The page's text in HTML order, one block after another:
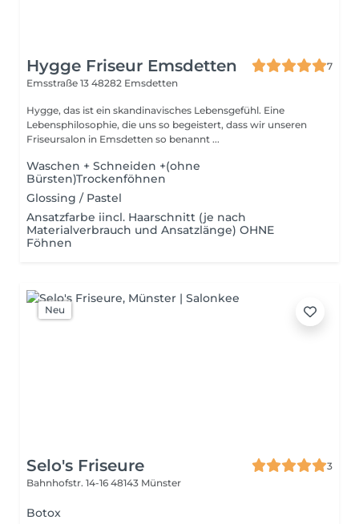
Hygge Friseur Emsdetten
7
Emsstraße 13 48282 Emsdetten
Hygge, das ist ein skandinavisches Lebensgefühl. Eine
Lebensphilosophie, die uns so begeistert, dass wir unseren
Friseursalon in Emsdetten so benannt ...
Waschen + Schneiden +(ohne
Bürsten)Trockenföhnen
Glossing / Pastel
Ansatzfarbe iincl. Haarschnitt (je nach
Materialverbrauch und Ansatzlänge) OHNE
Föhnen
Neu
Selo's Friseure
3
Bahnhofstr. 14-16 48143 Münster
Botox